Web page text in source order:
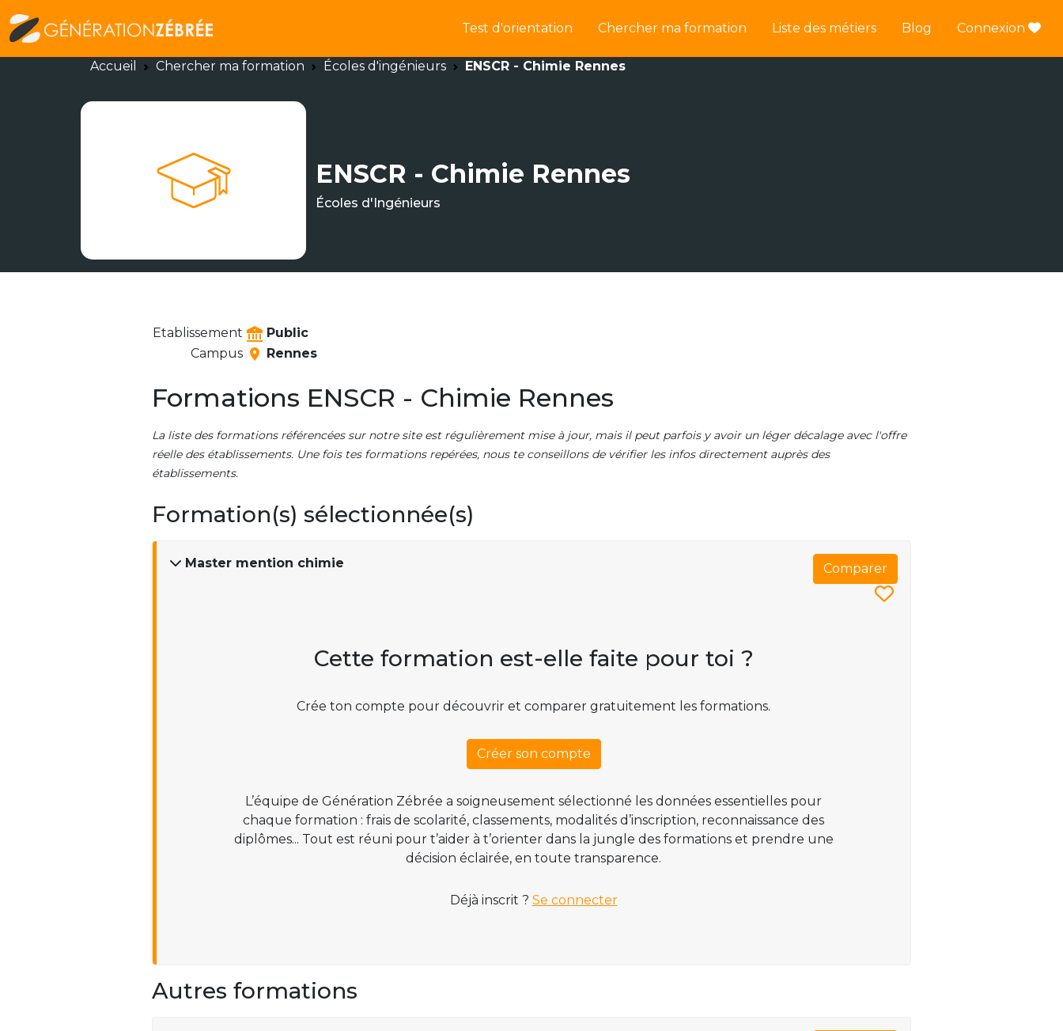
Test d'orientation Chercher ma formation Liste des métiers Blog Connexion
Accueil Chercher ma formation Écoles d'ingénieurs ENSCR - Chimie Rennes
ENSCR - Chimie Rennes
Écoles d'Ingénieurs
Etablissement
Public
Campus
Rennes
Formations ENSCR - Chimie Rennes
La liste des formations référencées sur notre site est régulièrement mise à jour, mais il peut parfois y avoir un léger décalage avec l'offre
réelle des établissements. Une fois tes formations repérées, nous te conseillons de vérifier les infos directement auprès des
établissements.
Formation(s) sélectionnée(s)
Master mention chimie Comparer
Cette formation est-elle faite pour toi ?
Crée ton compte pour découvrir et comparer gratuitement les formations.
Créer son compte
L’équipe de Génération Zébrée a soigneusement sélectionné les données essentielles pour
chaque formation : frais de scolarité, classements, modalités d’inscription, reconnaissance des
diplômes... Tout est réuni pour t’aider à t’orienter dans la jungle des formations et prendre une
décision éclairée, en toute transparence.
Déjà inscrit ? Se connecter
Autres formations